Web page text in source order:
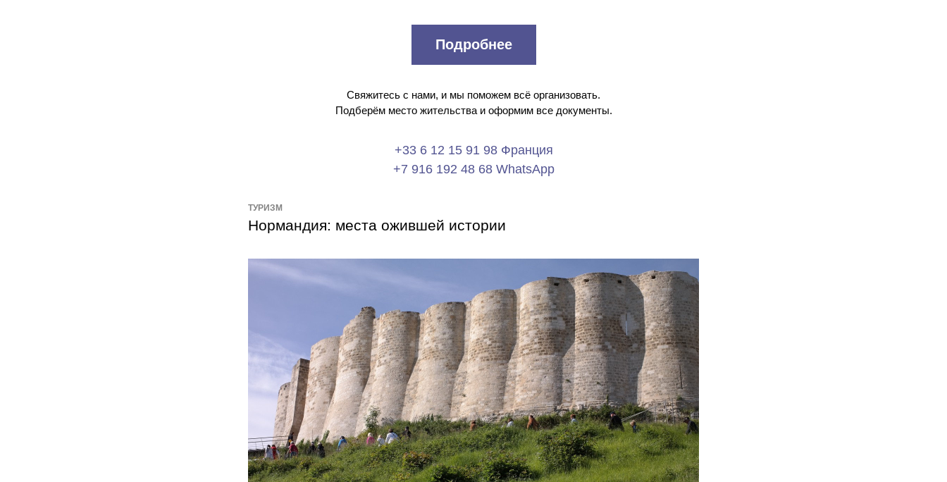
Подробнее
Свяжитесь с нами, и мы поможем всё организовать.
Подберём место жительства и оформим все документы.
+33 6 12 15 91 98 Франция
+7 916 192 48 68 WhatsApp
ТУРИЗМ
Нормандия: места ожившей истории